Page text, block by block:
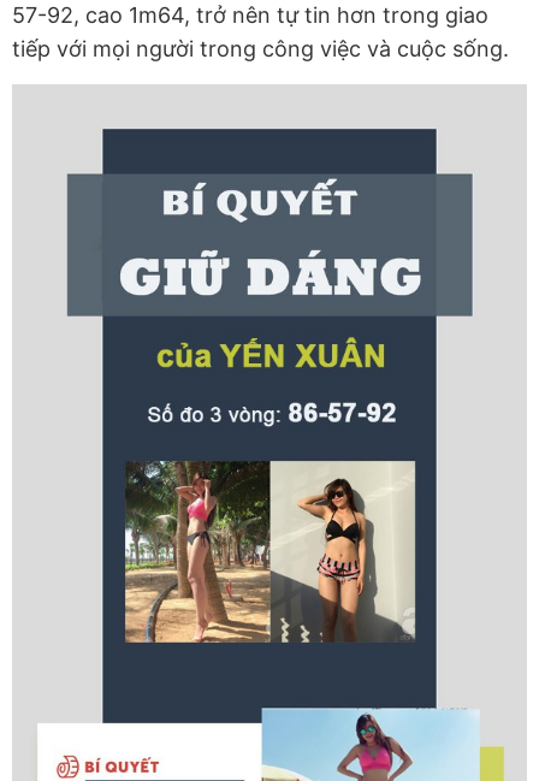
57-92, cao 1m64, trở nên tự tin hơn trong giao
tiếp với mọi người trong công việc và cuộc sống.